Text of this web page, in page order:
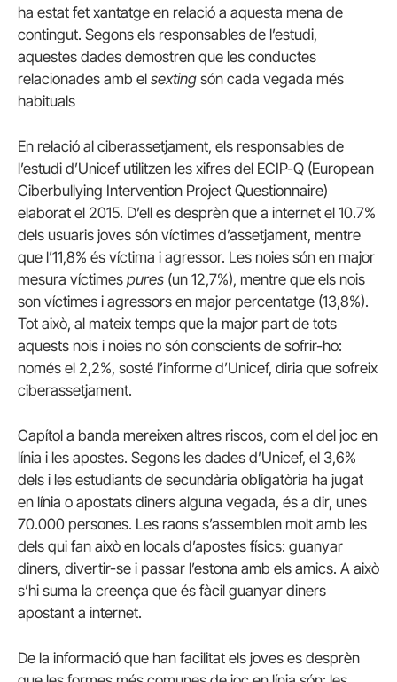
ha estat fet xantatge en relació a aquesta mena de
contingut. Segons els responsables de l’estudi,
aquestes dades demostren que les conductes
relacionades amb el sexting són cada vegada més
habituals
En relació al ciberassetjament, els responsables de
l’estudi d’Unicef utilitzen les xifres del ECIP-Q (European
Ciberbullying Intervention Project Questionnaire)
elaborat el 2015. D’ell es desprèn que a internet el 10.7%
dels usuaris joves són víctimes d’assetjament, mentre
que l’11,8% és víctima i agressor. Les noies són en major
mesura víctimes pures (un 12,7%), mentre que els nois
son víctimes i agressors en major percentatge (13,8%).
Tot això, al mateix temps que la major part de tots
aquests nois i noies no són conscients de sofrir-ho:
només el 2,2%, sosté l’informe d’Unicef, diria que sofreix
ciberassetjament.
Capítol a banda mereixen altres riscos, com el del joc en
línia i les apostes. Segons les dades d’Unicef, el 3,6%
dels i les estudiants de secundària obligatòria ha jugat
en línia o apostats diners alguna vegada, és a dir, unes
70.000 persones. Les raons s’assemblen molt amb les
dels qui fan això en locals d’apostes físics: guanyar
diners, divertir-se i passar l’estona amb els amics. A això
s’hi suma la creença que és fàcil guanyar diners
apostant a internet.
De la informació que han facilitat els joves es desprèn